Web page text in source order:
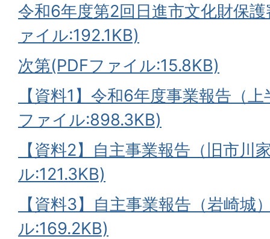
令和6年度第2回日進市文化財保
ァイル:192.1KB)
次第(PDFファイル:15.8KB)
【資料1】令和6年度事業報告（
ファイル:898.3KB)
【資料2】自主事業報告（旧市川
ル:121.3KB)
【資料3】自主事業報告（岩崎城
ル:169.2KB)